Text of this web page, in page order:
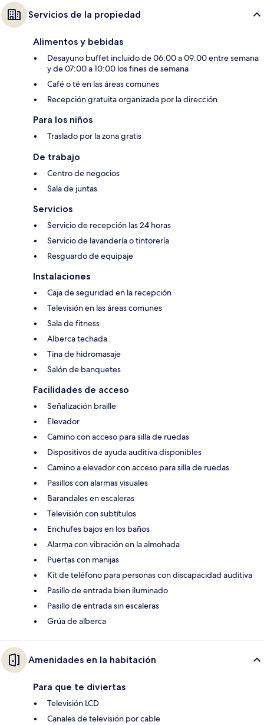
Servicios de la propiedad
Alimentos y bebidas
Desayuno buffet incluido de 06:00 a 09:00 entre semana
y de 07:00 a 10:00 los fines de semana
Café o té en las áreas comunes
Recepción gratuita organizada por la dirección
Para los niños
Traslado por la zona gratis
De trabajo
Centro de negocios
Sala de juntas
Servicios
Servicio de recepción las 24 horas
Servicio de lavandería o tintorería
Resguardo de equipaje
Instalaciones
Caja de seguridad en la recepción
Televisión en las áreas comunes
Sala de fitness
Alberca techada
Tina de hidromasaje
Salón de banquetes
Facilidades de acceso
Señalización braille
Elevador
Camino con acceso para silla de ruedas
Dispositivos de ayuda auditiva disponibles
Camino a elevador con acceso para silla de ruedas
Pasillos con alarmas visuales
Barandales en escaleras
Televisión con subtítulos
Enchufes bajos en los baños
Alarma con vibración en la almohada
Puertas con manijas
Kit de teléfono para personas con discapacidad auditiva
Pasillo de entrada bien iluminado
Pasillo de entrada sin escaleras
Grúa de alberca
Amenidades en la habitación
Para que te diviertas
Televisión LCD
Canales de televisión por cable